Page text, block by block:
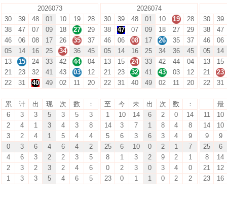
2026073
30
39 48 01 10 19
28
38
47 07 09 18 27
29
46
06 08 17 26 35
37
05
14 16 25 34 36
45
13
15 24 33 42 44
04
21
23 32 41 43 03
12
22
31 40 49 02 11 20
2026074
30
39 48 01 10 19
28
38
47 07 09 18 27
29
46
06 08 17 26 35
37
05
14 16 25 34 36
45
13
15 24 33 42 44
04
21
23 32 41 43 03
12
22
31 40 49 02 11 20
30
39
38
47
46
06
05
14
13
15
21
23
22
31
累 计 出 现 次 数
：
6
3 3 5 3 5
3
2
4 1 3 4 3
8
3
2 4 1 5 4
4
0
3 6 4 6 4
2
4
6 3 2 2 3
5
2
3 2 3 2 4
6
1
3 3 5 4 6 5
至 今 未 出 次 数
：
1
10 14 6 2 0
14
14
3 7 1 8 4
8
5
6 3 6 3 4
9
25
6 10 0 2 1
7
8
1 3 2 9 2
1
0
2 3 0 3 4
0
23
0 1 1 0 2 2
最
11
10
14
10
9
9
25
6
8
14
21
12
23
16